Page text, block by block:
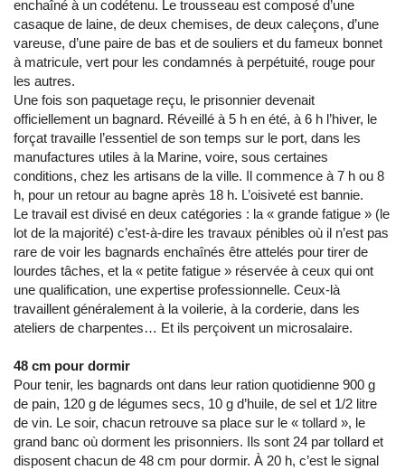
enchaîné à un codétenu. Le trousseau est composé d’une
casaque de laine, de deux chemises, de deux caleçons, d’une
vareuse, d’une paire de bas et de souliers et du fameux bonnet
à matricule, vert pour les condamnés à perpétuité, rouge pour
les autres.
Une fois son paquetage reçu, le prisonnier devenait
officiellement un bagnard. Réveillé à 5 h en été, à 6 h l’hiver, le
forçat travaille l’essentiel de son temps sur le port, dans les
manufactures utiles à la Marine, voire, sous certaines
conditions, chez les artisans de la ville. Il commence à 7 h ou 8
h, pour un retour au bagne après 18 h. L’oisiveté est bannie.
Le travail est divisé en deux catégories : la « grande fatigue » (le
lot de la majorité) c’est-à-dire les travaux pénibles où il n’est pas
rare de voir les bagnards enchaînés être attelés pour tirer de
lourdes tâches, et la « petite fatigue » réservée à ceux qui ont
une qualification, une expertise professionnelle. Ceux-là
travaillent généralement à la voilerie, à la corderie, dans les
ateliers de charpentes… Et ils perçoivent un microsalaire.
48 cm pour dormir
Pour tenir, les bagnards ont dans leur ration quotidienne 900 g
de pain, 120 g de légumes secs, 10 g d’huile, de sel et 1/2 litre
de vin. Le soir, chacun retrouve sa place sur le « tollard », le
grand banc où dorment les prisonniers. Ils sont 24 par tollard et
disposent chacun de 48 cm pour dormir. À 20 h, c’est le signal